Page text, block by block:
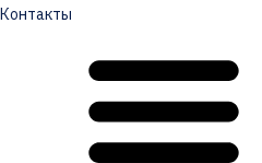
Контакты